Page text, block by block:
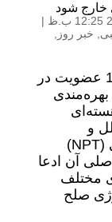
|
خبر روز
06 فروردين 1405 – 15:32 عضویت در
و
دیپلماسی تسنیم: ان پی تی (NPT)
آن ادعا
مختلف
صلح